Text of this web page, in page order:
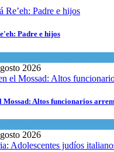
Padre e hijos
2026
Mossad: Altos funcionarios
2026